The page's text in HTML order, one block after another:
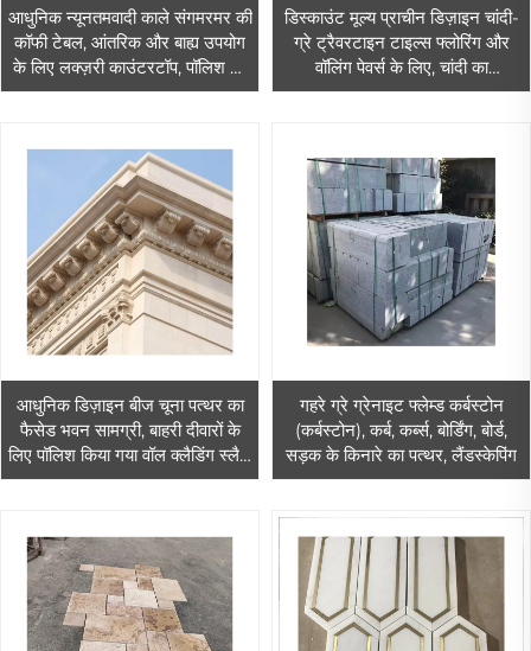
आधुनिक न्यूनतमवादी काले संगमरमर की
कॉफी टेबल, आंतरिक और बाह्य उपयोग
के लिए लक्ज़री काउंटरटॉप, पॉलिश की
गई सतह, लिविंग रूम के लिए फर्नीचर
डिस्काउंट मूल्य प्राचीन डिज़ाइन चांदी-
ग्रे ट्रैवरटाइन टाइल्स फ्लोरिंग और
वॉलिंग पेवर्स के लिए, चांदी का
ट्रैवरटाइन
आधुनिक डिज़ाइन बीज चूना पत्थर का
फैसेड भवन सामग्री, बाहरी दीवारों के
लिए पॉलिश किया गया वॉल क्लैडिंग स्लैब,
बाहरी उपयोग के लिए
गहरे ग्रे ग्रेनाइट फ्लेम्ड कर्बस्टोन
(कर्बस्टोन), कर्ब, कर्ब्स, बोर्डिंग, बोर्ड,
सड़क के किनारे का पत्थर, लैंडस्केपिंग